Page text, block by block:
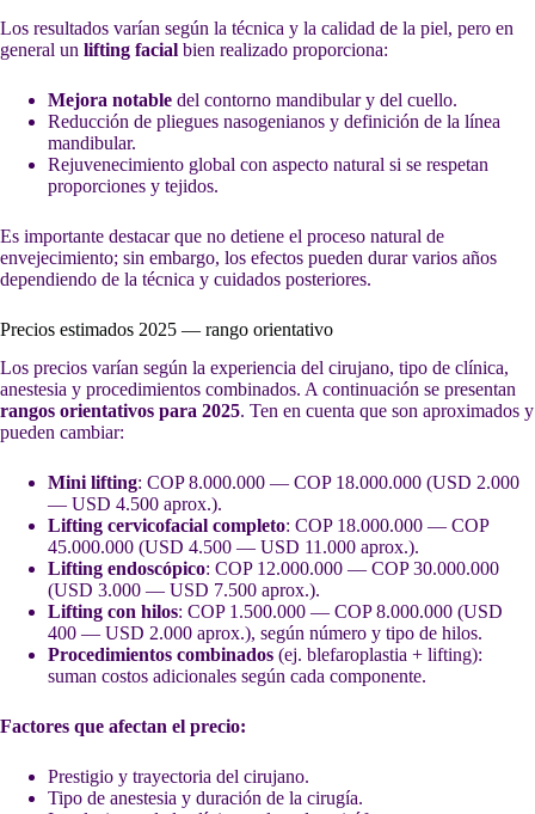
Los resultados varían según la técnica y la calidad de la piel, pero en
general un lifting facial bien realizado proporciona:
Mejora notable del contorno mandibular y del cuello.
Reducción de pliegues nasogenianos y definición de la línea
mandibular.
Rejuvenecimiento global con aspecto natural si se respetan
proporciones y tejidos.
Es importante destacar que no detiene el proceso natural de
envejecimiento; sin embargo, los efectos pueden durar varios años
dependiendo de la técnica y cuidados posteriores.
Precios estimados 2025 — rango orientativo
Los precios varían según la experiencia del cirujano, tipo de clínica,
anestesia y procedimientos combinados. A continuación se presentan
rangos orientativos para 2025. Ten en cuenta que son aproximados y
pueden cambiar:
Mini lifting: COP 8.000.000 — COP 18.000.000 (USD 2.000
— USD 4.500 aprox.).
Lifting cervicofacial completo: COP 18.000.000 — COP
45.000.000 (USD 4.500 — USD 11.000 aprox.).
Lifting endoscópico: COP 12.000.000 — COP 30.000.000
(USD 3.000 — USD 7.500 aprox.).
Lifting con hilos: COP 1.500.000 — COP 8.000.000 (USD
400 — USD 2.000 aprox.), según número y tipo de hilos.
Procedimientos combinados (ej. blefaroplastia + lifting):
suman costos adicionales según cada componente.
Factores que afectan el precio:
Prestigio y trayectoria del cirujano.
Tipo de anestesia y duración de la cirugía.